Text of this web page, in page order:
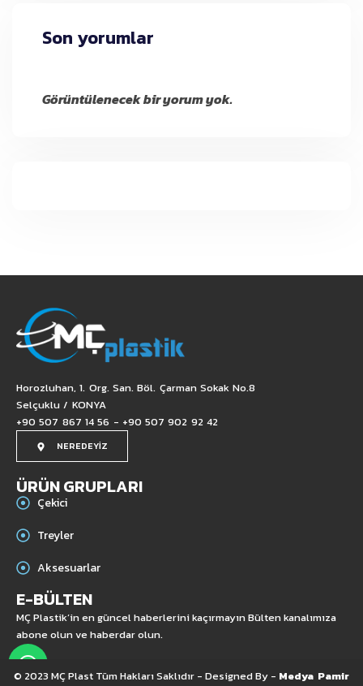
Son yorumlar
Görüntülenecek bir yorum yok.
Horozluhan, 1. Org. San. Böl. Çarman Sokak No.8
Selçuklu / KONYA
+90 507 867 14 56 - +90 507 902 92 42
NEREDEYİZ
ÜRÜN GRUPLARI
Çekici
Treyler
Aksesuarlar
E-BÜLTEN
MÇ Plastik’in en güncel haberlerini kaçırmayın Bülten kanalımıza
abone olun ve haberdar olun.
© 2023 MÇ Plast Tüm Hakları Saklıdır - Designed By - Medya Pamir